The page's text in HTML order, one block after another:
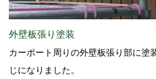
外壁板張り塗装
カーポート周りの外壁板張り部に塗
じになりました。